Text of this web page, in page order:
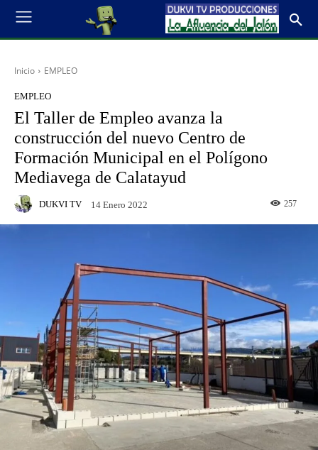
Inicio EMPLEO
EMPLEO
El Taller de Empleo avanza la
construcción del nuevo Centro de
Formación Municipal en el Polígono
Mediavega de Calatayud
DUKVI TV 14 Enero 2022 257